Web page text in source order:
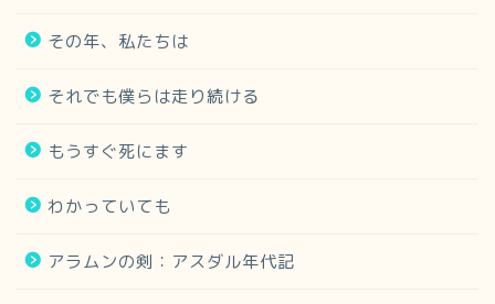
その年、私たちは
それでも僕らは走り続ける
もうすぐ死にます
わかっていても
アラムンの剣：アスダル年代記